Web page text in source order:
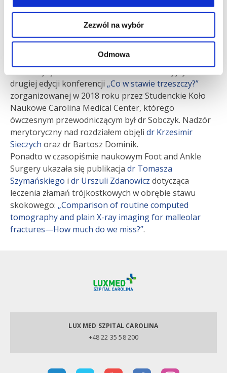
Zezwól na wybór
Odmowa
lekarzy. Pierwsza z nich, publikacja Ogólnopolskiego
Studenckiego Towarzystwa Ortopedycznego – „O
barku od podstaw”, w której autorem rozdziału o
Jakub Sobczyk, rezydent Carolina Medical Center.
drugiej edycji konferencji „Co w stawie trzeszczy?”
zorganizowanej w 2018 roku przez Studenckie Koło
Naukowe Carolina Medical Center, którego
ówczesnym przewodniczącym był dr Sobczyk. Nadzór
merytoryczny nad rozdziałem objęli dr Krzesimir
Sieczych oraz dr Bartosz Dominik.
Ponadto w czasopiśmie naukowym Foot and Ankle
Surgery ukazała się publikacja dr Tomasza
Szymańskiego i dr Urszuli Zdanowicz dotycząca
leczenia złamań trójkostkowych w obrębie stawu
skokowego: „Comparison of routine computed
tomography and plain X-ray imaging for malleolar
fractures—How much do we miss?”.
LUX MED SZPITAL CAROLINA
+48 22 35 58 200